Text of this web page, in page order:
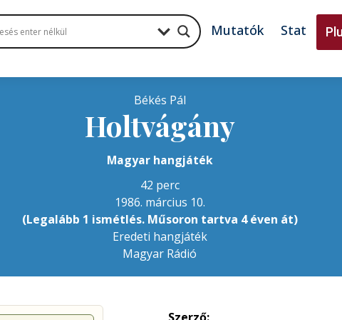
Mutatók Stat
Békés Pál
Holtvágány
Magyar hangjáték
42 perc
1986. március 10.
(Legalább 1 ismétlés. Műsoron tartva 4 éven át)
Eredeti hangjáték
Magyar Rádió